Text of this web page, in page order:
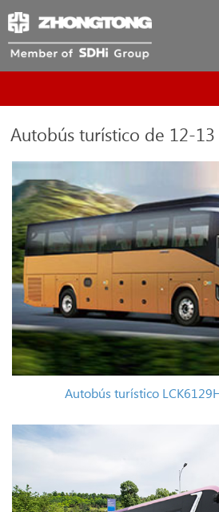
Autobús turístico de 12-
Autobús turístico